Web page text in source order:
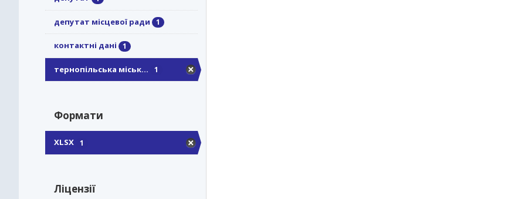
депутат місцевої ради 1
контактні дані 1
тернопільська міськ... 1
Формати
XLSX 1
Ліцензії